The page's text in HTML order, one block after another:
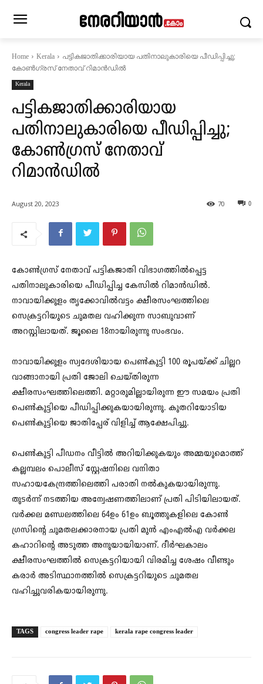
Home Kerala
പട്ടികജാതിക്കാരിയായ പതിനാലുകാരിയെ പീഡിപ്പിച്ചു;
കോണ്‍​ഗ്രസ് നേതാവ് റിമാൻഡിൽ
Kerala
പട്ടികജാതിക്കാരിയായ
പതിനാലുകാരിയെ പീഡിപ്പിച്ചു;
കോണ്‍​ഗ്രസ് നേതാവ്
റിമാൻഡിൽ
August 20, 2023 0
70
കോൺ​ഗ്രസ് നേതാവ് പട്ടികജാതി വിഭാഗത്തിൽപ്പെട്ട
പതിനാലുകാരിയെ പീഡിപ്പിച്ച കേസിൽ റിമാൻഡിൽ.
നാവായിക്കുളം തൃക്കോവിൽവട്ടം ക്ഷീരസംഘത്തിലെ
സെക്രട്ടറിയുടെ ചുമതല വഹിക്കുന്ന സാബുവാണ്
അറസ്റ്റിലായത്‌. ജൂലൈ 18നായിരുന്നു സംഭവം.
നാവായിക്കുളം സ്വദേശിയായ പെൺകുട്ടി 100 രൂപയ്‌ക്ക്‌ ചില്ലറ
വാങ്ങാനായി പ്രതി ജോലി ചെയ്‌തിരുന്ന
ക്ഷീരസംഘത്തിലെത്തി. മറ്റാരുമില്ലായിരുന്ന ഈ സമയം പ്രതി
പെൺകുട്ടിയെ പീഡിപ്പിക്കുകയായിരുന്നു. കുതറിയോടിയ
പെൺകുട്ടിയെ ജാതിപ്പേര്‌ വിളിച്ച് ആക്ഷേപിച്ചു.
പെൺകുട്ടി പീഡനം വീട്ടിൽ അറിയിക്കുകയും അമ്മയുമൊത്ത്‌
കല്ലമ്പലം പൊലീസ് സ്റ്റേഷനിലെ വനിതാ
സഹായകേന്ദ്രത്തിലെത്തി പരാതി നൽകുകയായിരുന്നു.
തുടർന്ന് നടത്തിയ അന്വേഷണത്തിലാണ് പ്രതി പിടിയിലായത്.
വർക്കല മണ്ഡലത്തിലെ 64ഉം 61ഉം ബൂത്തുകളിലെ കോൺ​
ഗ്രസിന്റെ ചുമതലക്കാരനായ പ്രതി മുൻ ‌എംഎൽഎ വർക്കല
കഹാറിന്റെ അടുത്ത അനുയായിയാണ്‌. ദീർഘകാലം
ക്ഷീരസംഘത്തിൽ സെക്രട്ടറിയായി വിരമിച്ച ശേഷം വീണ്ടും
കരാർ അടിസ്ഥാനത്തിൽ സെക്രട്ടറിയുടെ ചുമതല
വഹിച്ചുവരികയായിരുന്നു.
TAGS congress leader rape kerala rape congress leader